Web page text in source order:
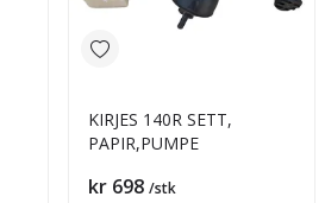
KIRJES 140R SETT,
PAPIR,PUMPE
Pris
kr 698 /stk